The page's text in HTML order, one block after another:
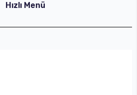
Hızlı Menü